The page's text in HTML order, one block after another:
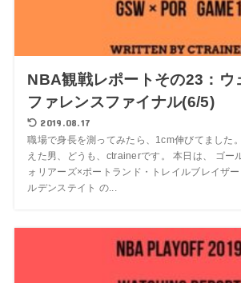
NBA観戦レポートその23：ウ
ファレンスファイナル(6/5)
2019.08.17
職場で身長を測ってみたら、1cm伸びてました
えた男、どうも、ctrainerです。 本日は、 ゴー
ォリアーズ×ポートランド・トレイルブレイザ
ルデンステイト の...